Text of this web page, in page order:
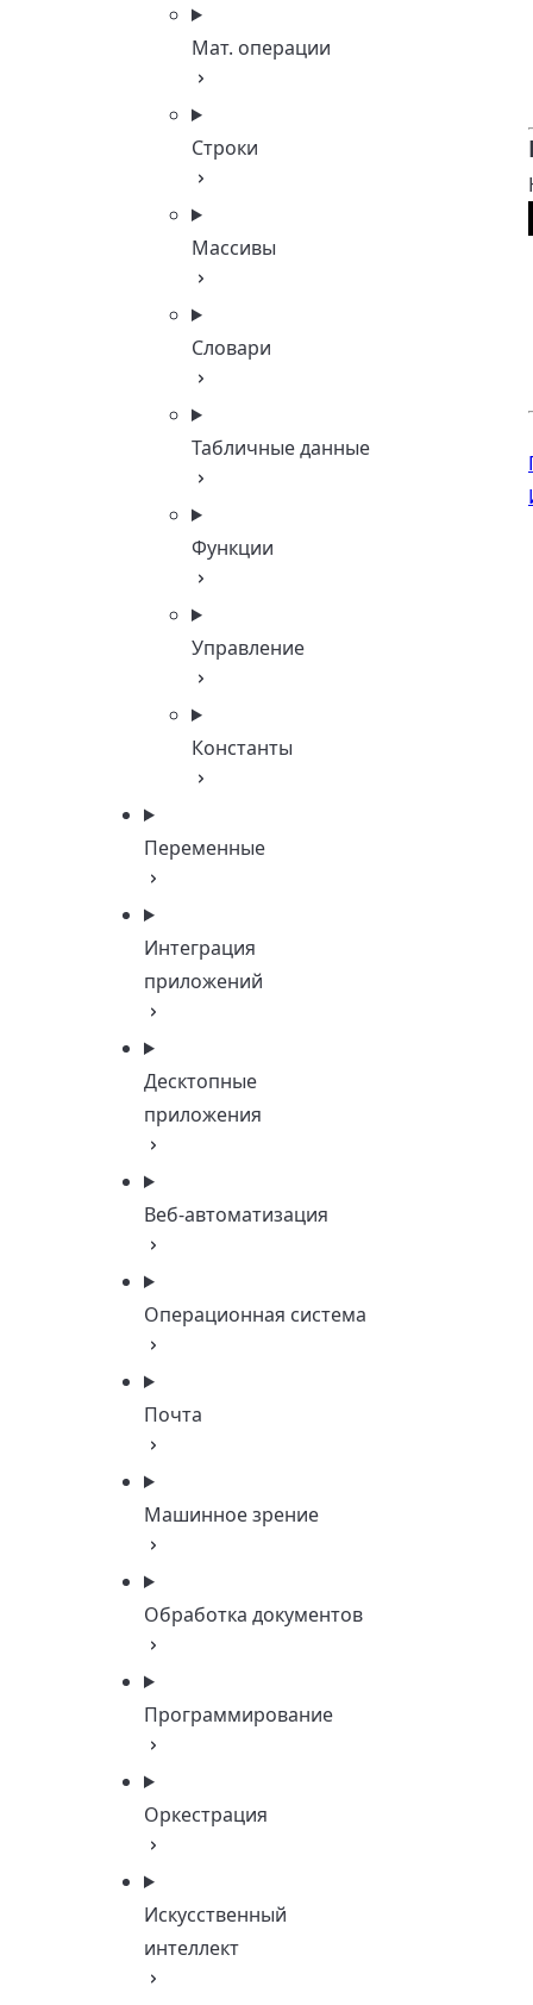
Мат. операции
Строки
Массивы
Словари
Табличные данные
Функции
Управление
Константы
Переменные
Интеграция
приложений
Десктопные
приложения
Веб-автоматизация
Операционная система
Почта
Машинное зрение
Обработка документов
Программирование
Оркестрация
Искусственный
интеллект